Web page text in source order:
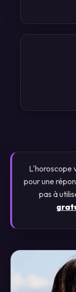
L'horoscope
pour une
pas à